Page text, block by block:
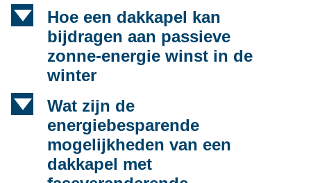
d
Hoe een dakkapel kan
bijdragen aan passieve
zonne-energie winst in de
winter
d
Wat zijn de
energiebesparende
mogelijkheden van een
dakkapel met